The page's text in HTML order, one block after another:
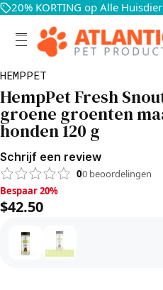
HEMPPET
HempPet Fresh
groene groenten
honden 120 g
Schrijf een review
00 beoordelingen
Bespaar 20%, $42.50
Bespaar 20%
$42.50